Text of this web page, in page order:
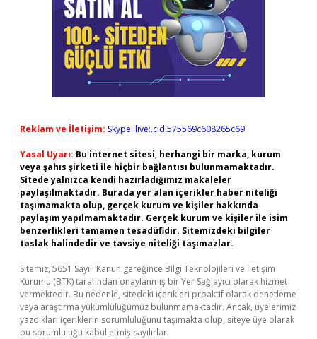
Reklam ve İletişim: Skype: live:.cid.575569c608265c69
Yasal Uyarı: Bu internet sitesi, herhangi bir marka, kurum
veya şahıs şirketi ile hiçbir bağlantısı bulunmamaktadır.
Sitede yalnızca kendi hazırladığımız makaleler
paylaşılmaktadır. Burada yer alan içerikler haber niteliği
taşımamakta olup, gerçek kurum ve kişiler hakkında
paylaşım yapılmamaktadır. Gerçek kurum ve kişiler ile isim
benzerlikleri tamamen tesadüfidir. Sitemizdeki bilgiler
taslak halindedir ve tavsiye niteliği taşımazlar.
Sitemiz, 5651 Sayılı Kanun gereğince Bilgi Teknolojileri ve İletişim
Kurumu (BTK) tarafından onaylanmış bir Yer Sağlayıcı olarak hizmet
vermektedir. Bu nedenle, sitedeki içerikleri proaktif olarak denetleme
veya araştırma yükümlülüğümüz bulunmamaktadır. Ancak, üyelerimiz
yazdıkları içeriklerin sorumluluğunu taşımakta olup, siteye üye olarak
bu sorumluluğu kabul etmiş sayılırlar.